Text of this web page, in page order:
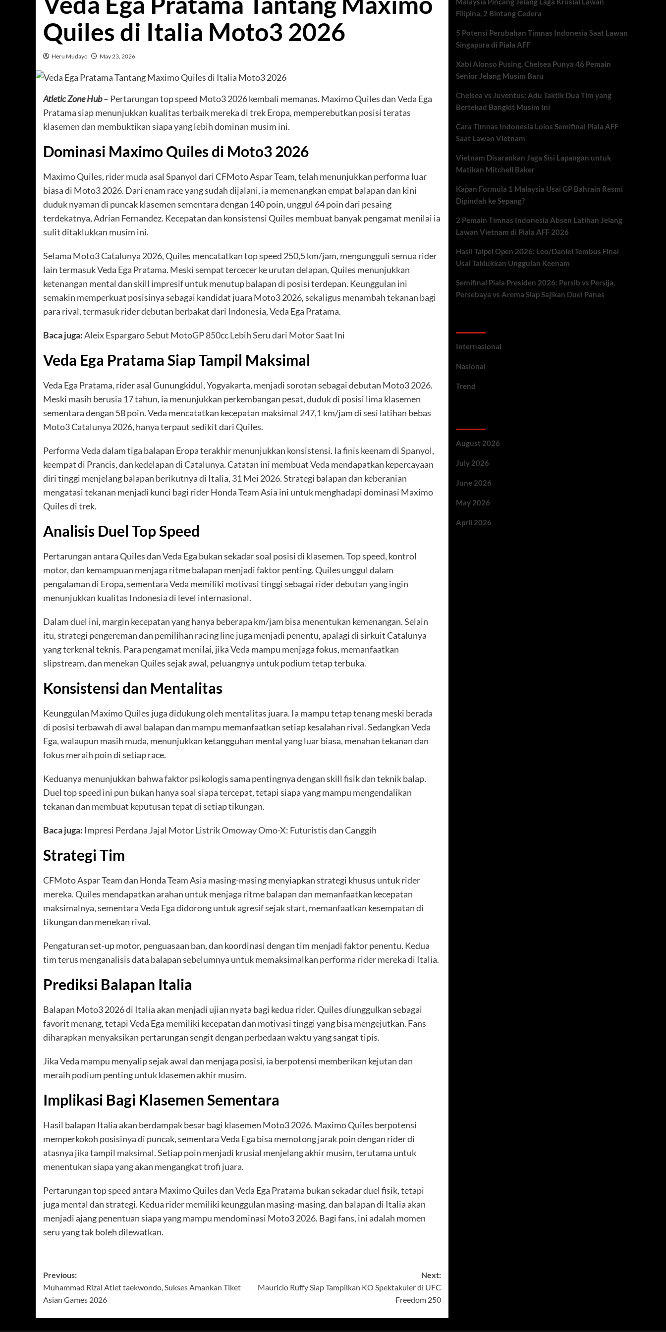
Quiles di Italia Moto3 2026
Heru Mudayo May 23, 2026
Atletic Zone Hub– Pertarungan top speed Moto3 2026 kembali memanas. Maximo Quiles dan Veda Ega
Pratama siap menunjukkan kualitas terbaik mereka di trek Eropa, memperebutkan posisi teratas
klasemen dan membuktikan siapa yang lebih dominan musim ini.
Dominasi Maximo Quiles di Moto3 2026
Maximo Quiles, rider muda asal Spanyol dari CFMoto Aspar Team, telah menunjukkan performa luar
biasa di Moto3 2026. Dari enam race yang sudah dijalani, ia memenangkan empat balapan dan kini
duduk nyaman di puncak klasemen sementara dengan 140 poin, unggul 64 poin dari pesaing
terdekatnya, Adrian Fernandez. Kecepatan dan konsistensi Quiles membuat banyak pengamat menilai ia
sulit ditaklukkan musim ini.
Selama Moto3 Catalunya 2026, Quiles mencatatkan top speed 250,5 km/jam, mengungguli semua rider
lain termasuk Veda Ega Pratama. Meski sempat tercecer ke urutan delapan, Quiles menunjukkan
ketenangan mental dan skill impresif untuk menutup balapan di posisi terdepan. Keunggulan ini
semakin memperkuat posisinya sebagai kandidat juara Moto3 2026, sekaligus menambah tekanan bagi
para rival, termasuk rider debutan berbakat dari Indonesia, Veda Ega Pratama.
Baca juga:Aleix Espargaro Sebut MotoGP 850cc Lebih Seru dari Motor Saat Ini
Veda Ega Pratama Siap Tampil Maksimal
Veda Ega Pratama, rider asal Gunungkidul, Yogyakarta, menjadi sorotan sebagai debutan Moto3 2026.
Meski masih berusia 17 tahun, ia menunjukkan perkembangan pesat, duduk di posisi lima klasemen
sementara dengan 58 poin. Veda mencatatkan kecepatan maksimal 247,1 km/jam di sesi latihan bebas
Moto3 Catalunya 2026, hanya terpaut sedikit dari Quiles.
Performa Veda dalam tiga balapan Eropa terakhir menunjukkan konsistensi. Ia finis keenam di Spanyol,
keempat di Prancis, dan kedelapan di Catalunya. Catatan ini membuat Veda mendapatkan kepercayaan
diri tinggi menjelang balapan berikutnya di Italia, 31 Mei 2026. Strategi balapan dan keberanian
mengatasi tekanan menjadi kunci bagi rider Honda Team Asia ini untuk menghadapi dominasi Maximo
Quiles di trek.
Analisis Duel Top Speed
Pertarungan antara Quiles dan Veda Ega bukan sekadar soal posisi di klasemen. Top speed, kontrol
motor, dan kemampuan menjaga ritme balapan menjadi faktor penting. Quiles unggul dalam
pengalaman di Eropa, sementara Veda memiliki motivasi tinggi sebagai rider debutan yang ingin
menunjukkan kualitas Indonesia di level internasional.
Dalam duel ini, margin kecepatan yang hanya beberapa km/jam bisa menentukan kemenangan. Selain
itu, strategi pengereman dan pemilihan racing line juga menjadi penentu, apalagi di sirkuit Catalunya
yang terkenal teknis. Para pengamat menilai, jika Veda mampu menjaga fokus, memanfaatkan
slipstream, dan menekan Quiles sejak awal, peluangnya untuk podium tetap terbuka.
Konsistensi dan Mentalitas
Keunggulan Maximo Quiles juga didukung oleh mentalitas juara. Ia mampu tetap tenang meski berada
di posisi terbawah di awal balapan dan mampu memanfaatkan setiap kesalahan rival. Sedangkan Veda
Ega, walaupun masih muda, menunjukkan ketangguhan mental yang luar biasa, menahan tekanan dan
fokus meraih poin di setiap race.
Keduanya menunjukkan bahwa faktor psikologis sama pentingnya dengan skill fisik dan teknik balap.
Duel top speed ini pun bukan hanya soal siapa tercepat, tetapi siapa yang mampu mengendalikan
tekanan dan membuat keputusan tepat di setiap tikungan.
Baca juga: Impresi Perdana Jajal Motor Listrik Omoway Omo-X: Futuristis dan Canggih
Strategi Tim
CFMoto Aspar Team dan Honda Team Asia masing-masing menyiapkan strategi khusus untuk rider
mereka. Quiles mendapatkan arahan untuk menjaga ritme balapan dan memanfaatkan kecepatan
maksimalnya, sementara Veda Ega didorong untuk agresif sejak start, memanfaatkan kesempatan di
tikungan dan menekan rival.
Pengaturan set-up motor, penguasaan ban, dan koordinasi dengan tim menjadi faktor penentu. Kedua
tim terus menganalisis data balapan sebelumnya untuk memaksimalkan performa rider mereka di Italia.
Prediksi Balapan Italia
Balapan Moto3 2026 di Italia akan menjadi ujian nyata bagi kedua rider. Quiles diunggulkan sebagai
favorit menang, tetapi Veda Ega memiliki kecepatan dan motivasi tinggi yang bisa mengejutkan. Fans
diharapkan menyaksikan pertarungan sengit dengan perbedaan waktu yang sangat tipis.
Jika Veda mampu menyalip sejak awal dan menjaga posisi, ia berpotensi memberikan kejutan dan
meraih podium penting untuk klasemen akhir musim.
Implikasi Bagi Klasemen Sementara
Hasil balapan Italia akan berdampak besar bagi klasemen Moto3 2026. Maximo Quiles berpotensi
memperkokoh posisinya di puncak, sementara Veda Ega bisa memotong jarak poin dengan rider di
atasnya jika tampil maksimal. Setiap poin menjadi krusial menjelang akhir musim, terutama untuk
menentukan siapa yang akan mengangkat trofi juara.
Pertarungan top speed antara Maximo Quiles dan Veda Ega Pratama bukan sekadar duel fisik, tetapi
juga mental dan strategi. Kedua rider memiliki keunggulan masing-masing, dan balapan di Italia akan
menjadi ajang penentuan siapa yang mampu mendominasi Moto3 2026. Bagi fans, ini adalah momen
seru yang tak boleh dilewatkan.
Post
navigation
Previous:
Muhammad Rizal Atlet taekwondo, Sukses Amankan Tiket
Asian Games 2026
Next:
Mauricio Ruffy Siap Tampilkan KO Spektakuler di UFC
Freedom 250
Filipina, 2 Bintang Cedera
5 Potensi Perubahan Timnas Indonesia Saat Lawan
Singapura di Piala AFF
Xabi Alonso Pusing, Chelsea Punya 46 Pemain
Senior Jelang Musim Baru
Chelsea vs Juventus: Adu Taktik Dua Tim yang
Bertekad Bangkit Musim Ini
Cara Timnas Indonesia Lolos Semifinal Piala AFF
Saat Lawan Vietnam
Vietnam Disarankan Jaga Sisi Lapangan untuk
Matikan Mitchell Baker
Kapan Formula 1 Malaysia Usai GP Bahrain Resmi
Dipindah ke Sepang?
2 Pemain Timnas Indonesia Absen Latihan Jelang
Lawan Vietnam di Piala AFF 2026
Hasil Taipei Open 2026: Leo/Daniel Tembus Final
Usai Taklukkan Unggulan Keenam
Semifinal Piala Presiden 2026: Persib vs Persija,
Persebaya vs Arema Siap Sajikan Duel Panas
Internasional
Nasional
Trend
August 2026
July 2026
June 2026
May 2026
April 2026